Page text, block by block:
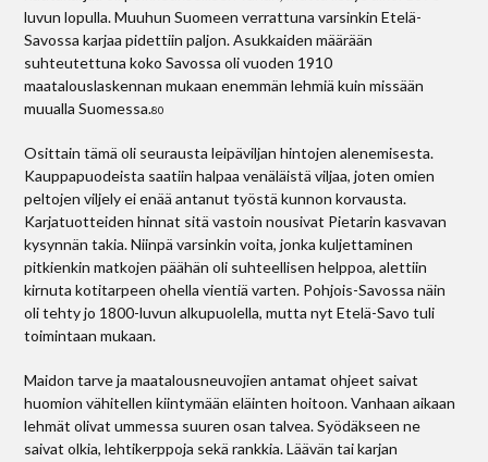
luvun lopulla. Muuhun Suomeen verrattuna varsinkin Etelä-
Savossa karjaa pidettiin paljon. Asukkaiden määrään
suhteutettuna koko Savossa oli vuoden 1910
maatalouslaskennan mukaan enemmän lehmiä kuin missään
muualla Suomessa.80
Osittain tämä oli seurausta leipäviljan hintojen alenemisesta.
Kauppapuodeista saatiin halpaa venäläistä viljaa, joten omien
peltojen viljely ei enää antanut työstä kunnon korvausta.
Karjatuotteiden hinnat sitä vastoin nousivat Pietarin kasvavan
kysynnän takia. Niinpä varsinkin voita, jonka kuljettaminen
pitkienkin matkojen päähän oli suhteellisen helppoa, alettiin
kirnuta kotitarpeen ohella vientiä varten. Pohjois-Savossa näin
oli tehty jo 1800-luvun alkupuolella, mutta nyt Etelä-Savo tuli
toimintaan mukaan.
Maidon tarve ja maatalousneuvojien antamat ohjeet saivat
huomion vähitellen kiintymään eläinten hoitoon. Vanhaan aikaan
lehmät olivat ummessa suuren osan talvea. Syödäkseen ne
saivat olkia, lehtikerppoja sekä rankkia. Läävän tai karjan